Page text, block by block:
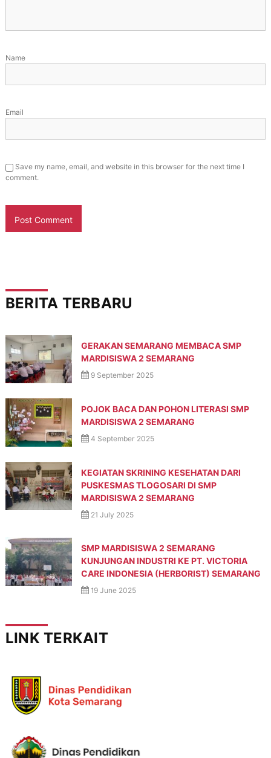
Name
Email
Save my name, email, and website in this browser for the next time I
comment.
BERITA TERBARU
GERAKAN SEMARANG MEMBACA SMP
MARDISISWA 2 SEMARANG
9 September 2025
POJOK BACA DAN POHON LITERASI SMP
MARDISISWA 2 SEMARANG
4 September 2025
KEGIATAN SKRINING KESEHATAN DARI
PUSKESMAS TLOGOSARI DI SMP
MARDISISWA 2 SEMARANG
21 July 2025
SMP MARDISISWA 2 SEMARANG
KUNJUNGAN INDUSTRI KE PT. VICTORIA
CARE INDONESIA (HERBORIST) SEMARANG
19 June 2025
LINK TERKAIT